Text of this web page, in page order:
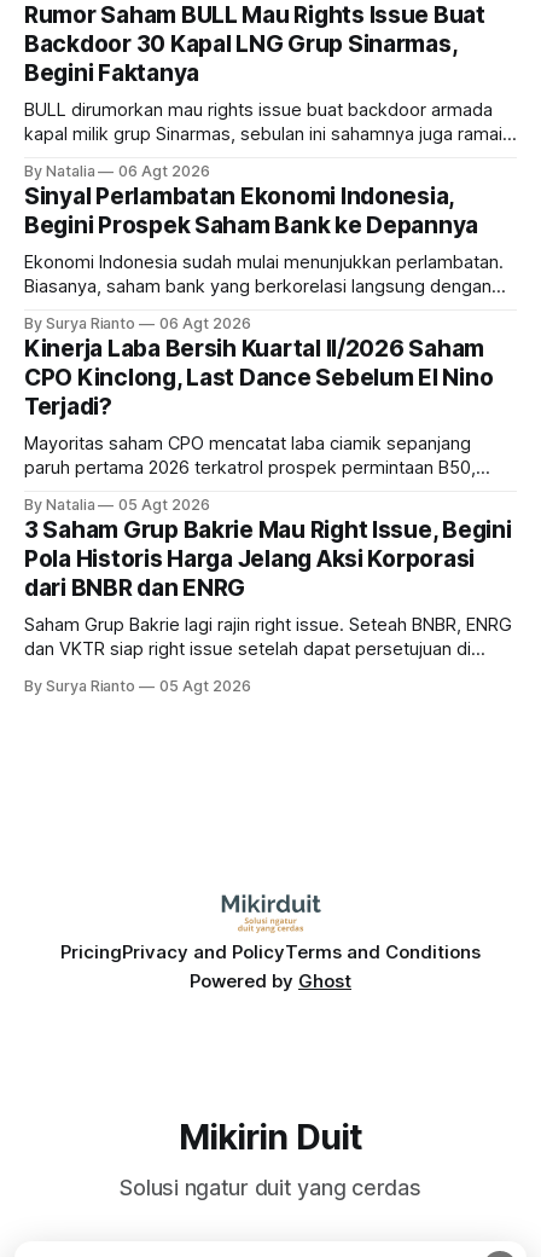
Rumor Saham BULL Mau Rights Issue Buat
Backdoor 30 Kapal LNG Grup Sinarmas,
Begini Faktanya
BULL dirumorkan mau rights issue buat backdoor armada
kapal milik grup Sinarmas, sebulan ini sahamnya juga ramai
masih menarik dilirik?
By Natalia 06 Agt 2026
Sinyal Perlambatan Ekonomi Indonesia,
Begini Prospek Saham Bank ke Depannya
Ekonomi Indonesia sudah mulai menunjukkan perlambatan.
Biasanya, saham bank yang berkorelasi langsung dengan
bank ke depannya?
By Surya Rianto 06 Agt 2026
Kinerja Laba Bersih Kuartal II/2026 Saham
CPO Kinclong, Last Dance Sebelum El Nino
Terjadi?
Mayoritas saham CPO mencatat laba ciamik sepanjang
paruh pertama 2026 terkatrol prospek permintaan B50,
diprediksi semakin terlihat mendekati 2027. Kira-kira gimana
prospeknya? apakah masih menarik dilirik sektor ini?
By Natalia 05 Agt 2026
3 Saham Grup Bakrie Mau Right Issue, Begini
Pola Historis Harga Jelang Aksi Korporasi
dari BNBR dan ENRG
Saham Grup Bakrie lagi rajin right issue. Seteah BNBR, ENRG
dan VKTR siap right issue setelah dapat persetujuan di
pola saham Grup Bakrie jelang right issue
By Surya Rianto 05 Agt 2026
PricingPrivacy and PolicyTerms and Conditions
Powered by Ghost
Mikirin Duit
Solusi ngatur duit yang cerdas